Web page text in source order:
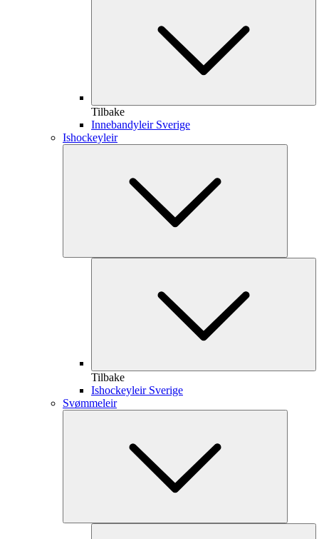
Tilbake
Innebandyleir Sverige
Ishockeyleir
Tilbake
Ishockeyleir Sverige
Svømmeleir